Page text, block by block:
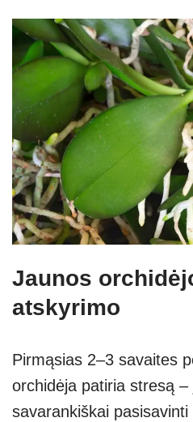
Jaunos
atskyrimo
Pirmąsias 2–3 savaites
orchidėja patiria stresą
savarankiškai